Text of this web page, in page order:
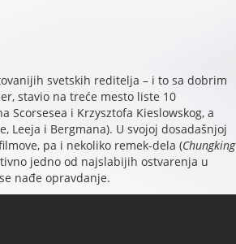
svetskih reditelja – i to sa dobrim
stavio na treće mesto liste 10
i Krzysztofa Kieslowskog, a
Leeja i Bergmana). U svojoj dosadašnjoj
pa i nekoliko remek-dela (Chungking
jedno od najslabijih ostvarenja u
nađe opravdanje.